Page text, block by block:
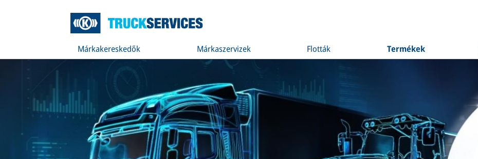
Márkakereskedők Márkaszervizek Flották Termékek